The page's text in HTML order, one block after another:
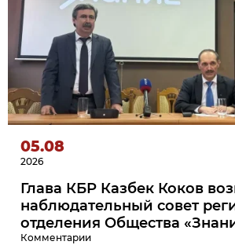
05.08
2026
Глава КБР Казбек Коков
наблюдательный совет
отделения Общества
Комментарии